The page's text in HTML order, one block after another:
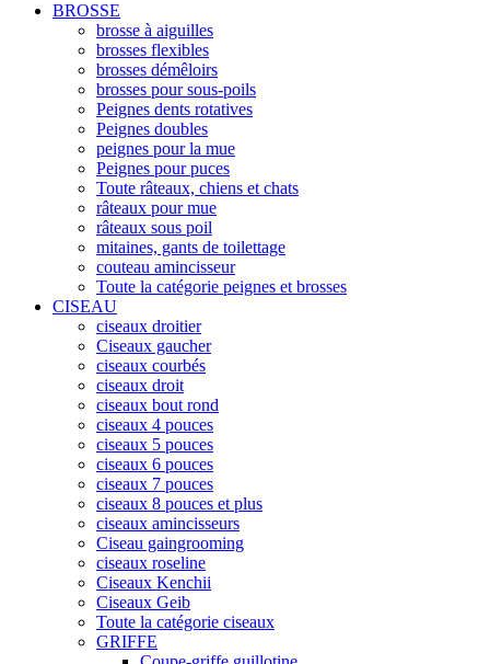
BROSSE
brosse à aiguilles
brosses flexibles
brosses démêloirs
brosses pour sous-poils
Peignes dents rotatives
Peignes doubles
peignes pour la mue
Peignes pour puces
Toute râteaux, chiens et chats
râteaux pour mue
râteaux sous poil
mitaines, gants de toilettage
couteau amincisseur
Toute la catégorie peignes et brosses
CISEAU
ciseaux droitier
Ciseaux gaucher
ciseaux courbés
ciseaux droit
ciseaux bout rond
ciseaux 4 pouces
ciseaux 5 pouces
ciseaux 6 pouces
ciseaux 7 pouces
ciseaux 8 pouces et plus
ciseaux amincisseurs
Ciseau gaingrooming
ciseaux roseline
Ciseaux Kenchii
Ciseaux Geib
Toute la catégorie ciseaux
GRIFFE